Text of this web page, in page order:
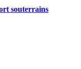
souterrains